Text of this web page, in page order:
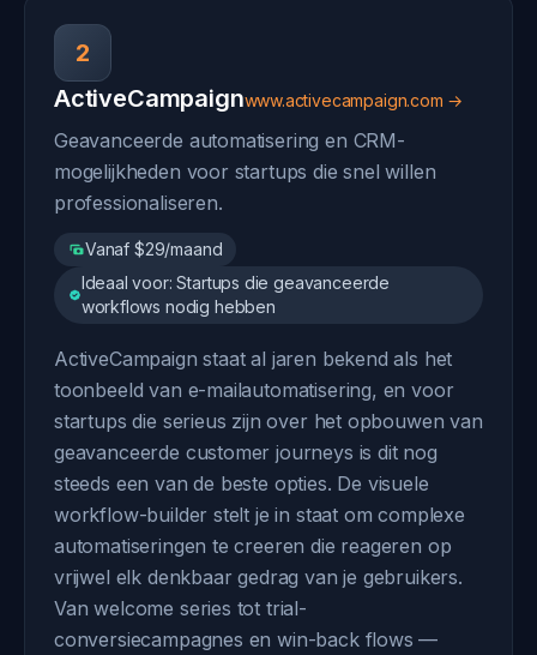
2
ActiveCampaignwww.activecampaign.com →
Geavanceerde automatisering en CRM-
mogelijkheden voor startups die snel willen
professionaliseren.
Vanaf $29/maand
Ideaal voor: Startups die geavanceerde
workflows nodig hebben
ActiveCampaign staat al jaren bekend als het
toonbeeld van e-mailautomatisering, en voor
startups die serieus zijn over het opbouwen van
geavanceerde customer journeys is dit nog
steeds een van de beste opties. De visuele
workflow-builder stelt je in staat om complexe
automatiseringen te creeren die reageren op
vrijwel elk denkbaar gedrag van je gebruikers.
Van welcome series tot trial-
conversiecampagnes en win-back flows —